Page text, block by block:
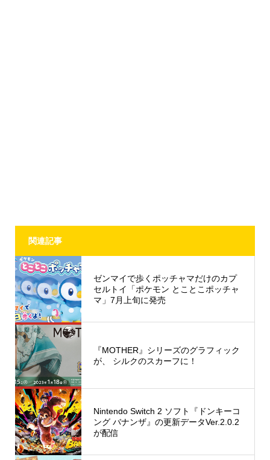
関連記事
ゼンマイで歩くポッチャマだけのカプ
セルトイ「ポケモン とことこポッチャ
マ」7月上旬に発売
『MOTHER』シリーズのグラフィック
が、 シルクのスカーフに！
Nintendo Switch 2 ソフト『ドンキーコ
ング バナンザ』の更新データVer.2.0.2
が配信